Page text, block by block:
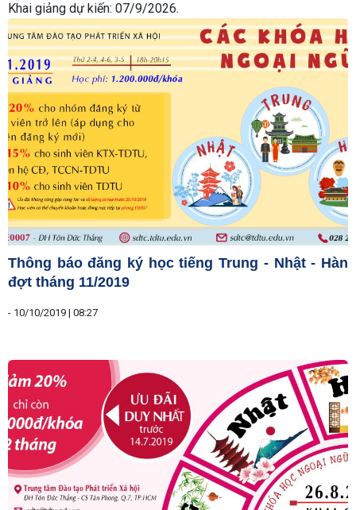
Khai giảng dự kiến: 07/9/2026.
Thông báo đăng ký học tiếng Trung - Nhật - Hàn
đợt tháng 11/2019
- 10/10/2019 | 08:27